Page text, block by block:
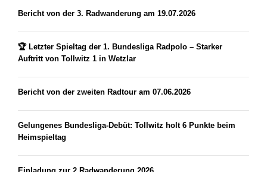
Bericht von der 3. Radwanderung am 19.07.2026
🏆 Letzter Spieltag der 1. Bundesliga Radpolo – Starker
Auftritt von Tollwitz 1 in Wetzlar
Bericht von der zweiten Radtour am 07.06.2026
Gelungenes Bundesliga-Debüt: Tollwitz holt 6 Punkte beim
Heimspieltag